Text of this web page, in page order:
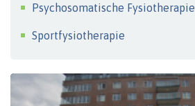
Psychosomatische Fysiotherapie
Sportfysiotherapie